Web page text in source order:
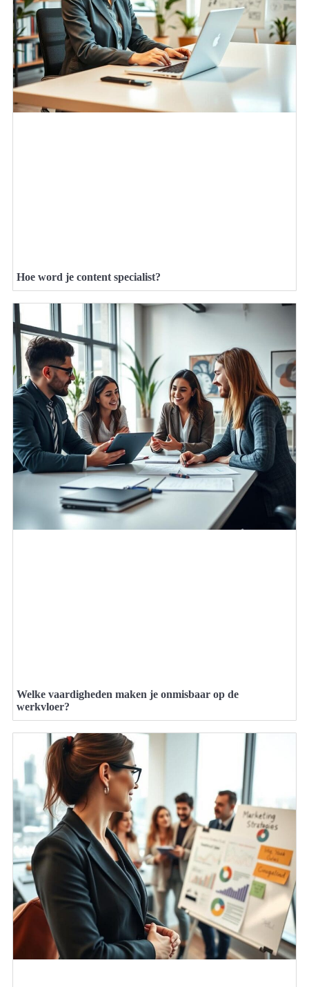
Hoe word je content specialist?
Welke vaardigheden maken je onmisbaar op de
werkvloer?